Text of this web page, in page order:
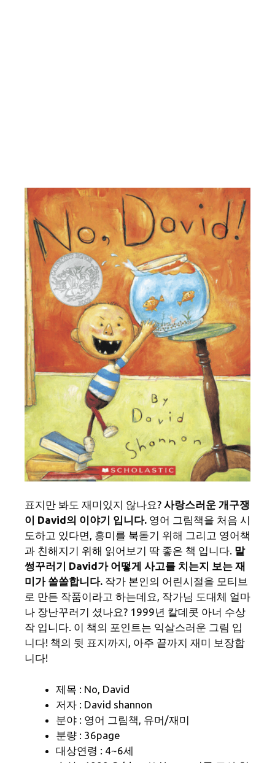
표지만 봐도 재미있지 않나요? 사랑스러운 개구쟁
이 David의 이야기 입니다. 영어 그림책을 처음 시
도하고 있다면, 흥미를 북돋기 위해 그리고 영어책
과 친해지기 위해 읽어보기 딱 좋은 책 입니다. 말
썽꾸러기 David가 어떻게 사고를 치는지 보는 재
미가 쏠쏠합니다. 작가 본인의 어린시절을 모티브
로 만든 작품이라고 하는데요, 작가님 도대체 얼마
나 장난꾸러기 셨나요? 1999년 칼데콧 아너 수상
작 입니다. 이 책의 포인트는 익살스러운 그림 입
니다! 책의 뒷 표지까지, 아주 끝까지 재미 보장합
니다!
제목 : No, David
저자 : David shannon
분야 : 영어 그림책, 유머/재미
분량 : 36page
대상연령 : 4~6세